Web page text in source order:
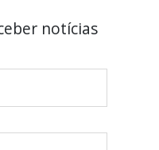
notícias